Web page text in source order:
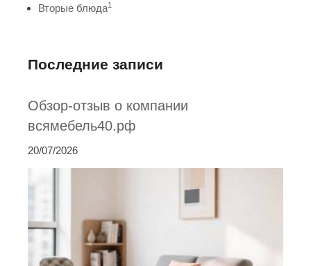
Вторые блюда1
Последние записи
Обзор-отзыв о компании
всямебель40.рф
20/07/2026